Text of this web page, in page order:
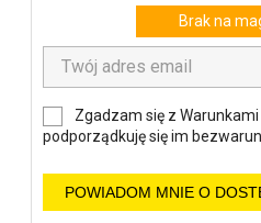
Brak na
Zgadzam się z Warunkami
podporządkuję się im
POWIADOM MNIE O